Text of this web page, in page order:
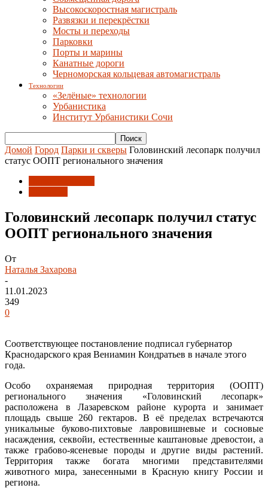
Высокоскоростная магистраль
Развязки и перекрёстки
Мосты и переходы
Парковки
Порты и марины
Канатные дороги
Черноморская кольцевая автомагистраль
Технологии
«Зелёные» технологии
Урбанистика
Институт Урбанистики Сочи
Домой Город Парки и скверы Головинский лесопарк получил
статус ООПТ регионального значения
Головинский лесопарк получил статус
ООПТ регионального значения
От
Наталья Захарова
-
11.01.2023
349
0
Соответствующее постановление подписал губернатор
Краснодарского края Вениамин Кондратьев в начале этого
года.
Особо охраняемая природная территория (ООПТ)
регионального значения «Головинский лесопарк»
расположена в Лазаревском районе курорта и занимает
площадь свыше 260 гектаров. В её пределах встречаются
уникальные буково-пихтовые лавровишневые и сосновые
насаждения, секвойи, естественные каштановые древостои, а
также грабово-ясеневые породы и другие виды растений.
Территория также богата многими представителями
животного мира, занесенными в Красную книгу России и
региона.